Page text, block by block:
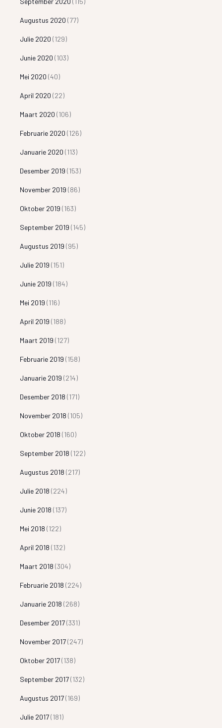
Augustus 2020 (77)
Julie 2020 (129)
Junie 2020 (103)
Mei 2020 (40)
April 2020 (22)
Maart 2020 (106)
Februarie 2020 (126)
Januarie 2020 (113)
Desember 2019 (153)
November 2019 (86)
Oktober 2019 (163)
September 2019 (145)
Augustus 2019 (95)
Julie 2019 (151)
Junie 2019 (184)
Mei 2019 (116)
April 2019 (188)
Maart 2019 (127)
Februarie 2019 (158)
Januarie 2019 (214)
Desember 2018 (171)
November 2018 (105)
Oktober 2018 (160)
September 2018 (122)
Augustus 2018 (217)
Julie 2018 (224)
Junie 2018 (137)
Mei 2018 (122)
April 2018 (132)
Maart 2018 (304)
Februarie 2018 (224)
Januarie 2018 (268)
Desember 2017(331)
November 2017(247)
Oktober 2017(138)
September 2017(132)
Augustus 2017(169)
Julie 2017(181)